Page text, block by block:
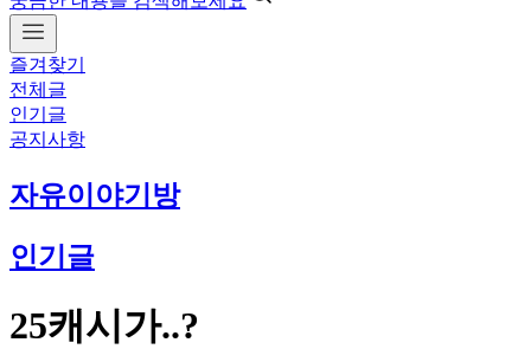
즐겨찾기
전체글
인기글
공지사항
자유이야기방
인기글
25캐시가..?